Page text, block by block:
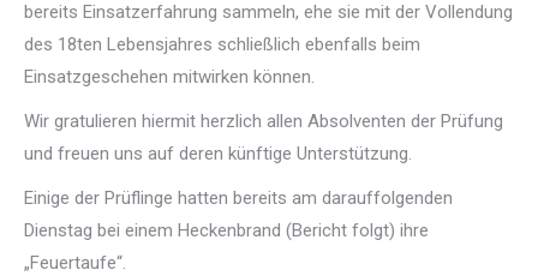
bereits Einsatzerfahrung sammeln, ehe sie mit der Vollendung
des 18ten Lebensjahres schließlich ebenfalls beim
Einsatzgeschehen mitwirken können.
Wir gratulieren hiermit herzlich allen Absolventen der Prüfung
und freuen uns auf deren künftige Unterstützung.
Einige der Prüflinge hatten bereits am darauffolgenden
Dienstag bei einem Heckenbrand (Bericht folgt) ihre
„Feuertaufe“.